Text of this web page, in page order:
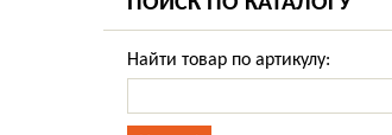
Найти товар по артикулу: